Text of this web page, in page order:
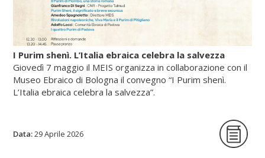
I Purim shenì. L’Italia ebraica celebra la salvezza
Giovedì 7 maggio il MEIS organizza in collaborazione con il
Museo Ebraico di Bologna il convegno “I Purim shenì.
L’Italia ebraica celebra la salvezza”.
La giornata di studi intende per la prima
volta indagare origine, circostanze storiche
Data:29 Aprile 2026